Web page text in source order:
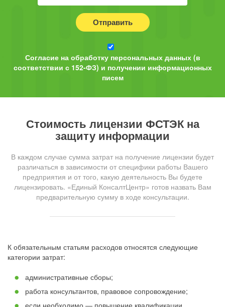
Отправить
Согласие на обработку персональных данных (в
соответствии с 152-ФЗ) и получении информационных
писем
Стоимость лицензии ФСТЭК на
защиту информации
В каждом случае сумма затрат на получение лицензии будет
различаться в зависимости от специфики работы Вашего
предприятия и от того, какую деятельность Вы будете
лицензировать. «Единый КонсалтЦентр» готов назвать Вам
предварительную сумму в ходе консультации.
К обязательным статьям расходов относятся следующие
категории затрат:
административные сборы;
работа консультантов, правовое сопровождение;